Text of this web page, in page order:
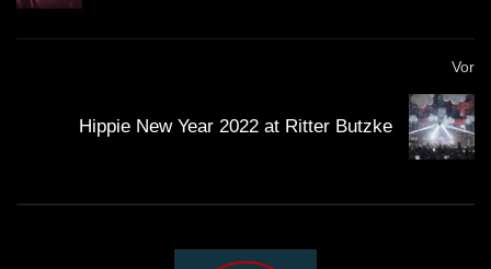
Vor
Hippie New Year 2022 at Ritter Butzke